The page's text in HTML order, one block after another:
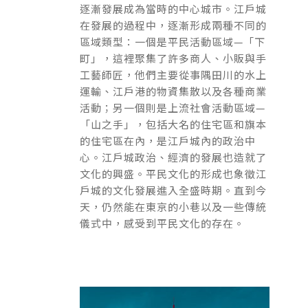
逐漸發展成為當時的中心城市。江戶城
在發展的過程中，逐漸形成兩種不同的
區域類型：一個是平民活動區域—「下
町」，這裡聚集了許多商人、小販與手
工藝師匠，他們主要從事隅田川的水上
運輸、江戶港的物資集散以及各種商業
活動；另一個則是上流社會活動區域—
「山之手」，包括大名的住宅區和旗本
的住宅區在內，是江戶城內的政治中
心。江戶城政治、經濟的發展也造就了
文化的興盛。平民文化的形成也象徵江
戶城的文化發展進入全盛時期。直到今
天，仍然能在東京的小巷以及一些傳統
儀式中，感受到平民文化的存在。